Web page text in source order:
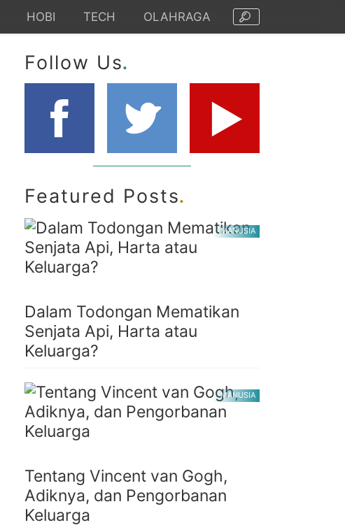
HOBI TECH OLAHRAGA
Follow Us.
Featured Posts.
MANUSIA
Dalam Todongan Mematikan
Senjata Api, Harta atau
Keluarga?
MANUSIA
Tentang Vincent van Gogh,
Adiknya, dan Pengorbanan
Keluarga